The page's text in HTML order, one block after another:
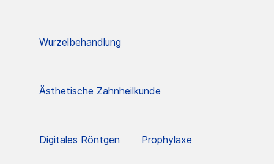
Wurzelbehandlung
Ästhetische Zahnheilkunde
Digitales Röntgen Prophylaxe